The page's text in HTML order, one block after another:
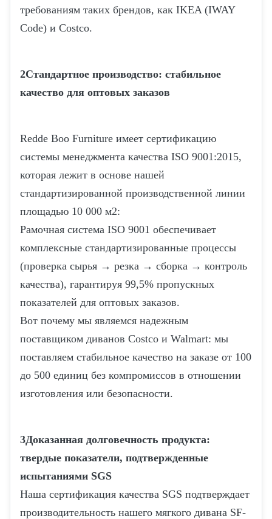
требованиям таких брендов, как IKEA (IWAY
Code) и Costco.
2Стандартное производство: стабильное
качество для оптовых заказов
Redde Boo Furniture имеет сертификацию
системы менеджмента качества ISO 9001:2015,
которая лежит в основе нашей
стандартизированной производственной линии
площадью 10 000 м2:
Рамочная система ISO 9001 обеспечивает
комплексные стандартизированные процессы
(проверка сырья → резка → сборка → контроль
качества), гарантируя 99,5% пропускных
показателей для оптовых заказов.
Вот почему мы являемся надежным
поставщиком диванов Costco и Walmart: мы
поставляем стабильное качество на заказе от 100
до 500 единиц без компромиссов в отношении
изготовления или безопасности.
3Доказанная долговечность продукта:
твердые показатели, подтвержденные
испытаниями SGS
Наша сертификация качества SGS подтверждает
производительность нашего мягкого дивана SF-